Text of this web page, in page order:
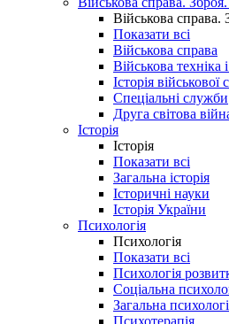
Військова справа.
Показати всі
Військова справа
Військова техніка
Історія військової
Спеціальні служби
Друга світова
Історія
Історія
Показати всі
Загальна історія
Історичні науки
Історія України
Психологія
Психологія
Показати всі
Психологія
Соціальна
Загальна
Психотерапія